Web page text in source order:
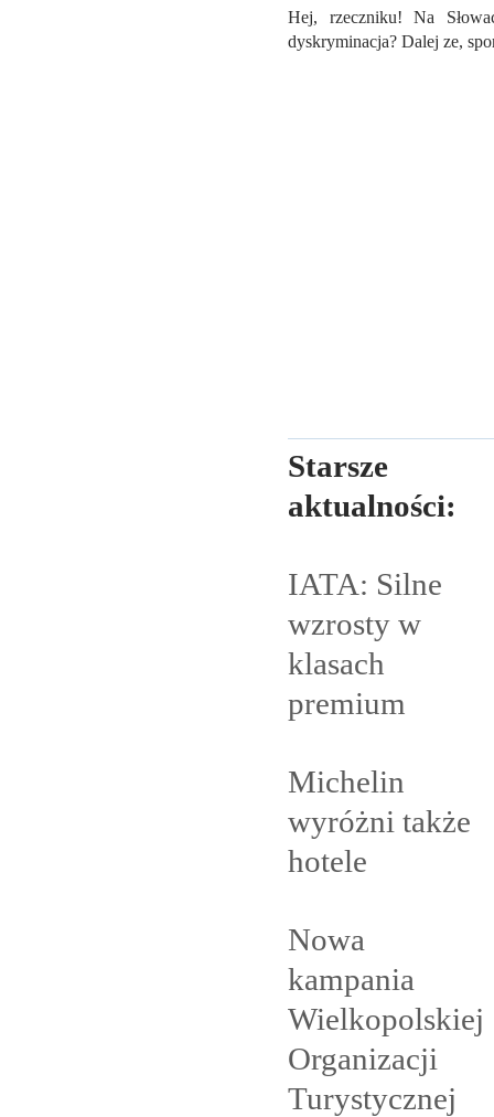
Hej, rzeczniku! Na
dyskryminacja? Dalej ze,
Starsze
aktualności:
IATA: Silne
wzrosty w
klasach
premium
Michelin
wyróżni także
hotele
Nowa
kampania
Wielkopolskiej
Organizacji
Turystycznej